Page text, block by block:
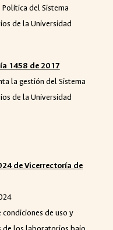
del Sistema
de la Universidad
1458 de 2017
la gestión del Sistema
de la Universidad
de Vicerrectoría de
de uso y